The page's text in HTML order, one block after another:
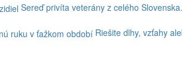
Sereď privíta veterány z celého
Riešite dlhy, vzťahy